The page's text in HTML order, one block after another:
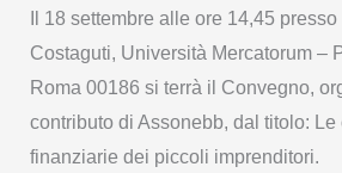
Il 18 settembre alle ore 14,45
Costaguti, Università Mercatorum –
Roma 00186 si terrà il Convegno,
contributo di Assonebb, dal titolo: Le
finanziarie dei piccoli imprenditori.